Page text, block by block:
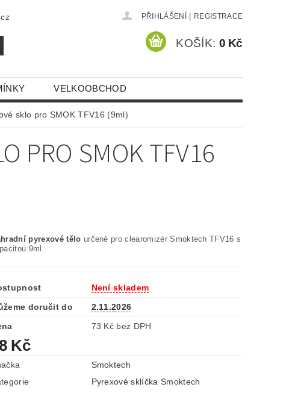
PŘIHLÁŠENÍ REGISTRACE
KOŠÍK: 0 Kč
VELKOOBCHOD
sklo pro SMOK TFV16 (9ml)
PRO SMOK TFV16
pyrexové tělo určené pro clearomizér Smoktech TFV16 s
9ml.
Není skladem
doručit do
2.11.2026
73 Kč bez DPH
Kč
Smoktech
Pyrexové sklíčka Smoktech